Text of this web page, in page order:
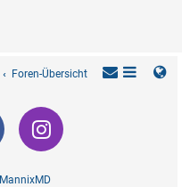
Foren-Übersicht
MannixMD